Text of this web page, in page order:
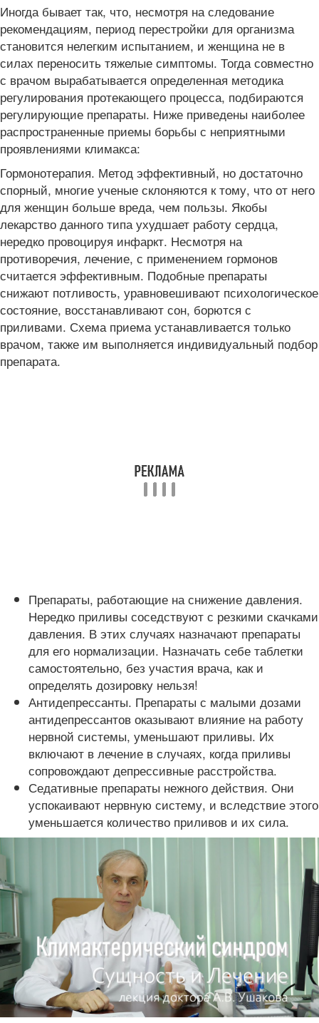
Иногда бывает так, что, несмотря на следование
рекомендациям, период перестройки для организма
становится нелегким испытанием, и женщина не в
силах переносить тяжелые симптомы. Тогда совместно
с врачом вырабатывается определенная методика
регулирования протекающего процесса, подбираются
регулирующие препараты. Ниже приведены наиболее
распространенные приемы борьбы с неприятными
проявлениями климакса:
Гормонотерапия. Метод эффективный, но достаточно
спорный, многие ученые склоняются к тому, что от него
для женщин больше вреда, чем пользы. Якобы
лекарство данного типа ухудшает работу сердца,
нередко провоцируя инфаркт. Несмотря на
противоречия, лечение, с применением гормонов
считается эффективным. Подобные препараты
снижают потливость, уравновешивают психологическое
состояние, восстанавливают сон, борются с
приливами. Схема приема устанавливается только
врачом, также им выполняется индивидуальный подбор
препарата.
Препараты, работающие на снижение давления.
Нередко приливы соседствуют с резкими скачками
давления. В этих случаях назначают препараты
для его нормализации. Назначать себе таблетки
самостоятельно, без участия врача, как и
определять дозировку нельзя!
Антидепрессанты. Препараты с малыми дозами
антидепрессантов оказывают влияние на работу
нервной системы, уменьшают приливы. Их
включают в лечение в случаях, когда приливы
сопровождают депрессивные расстройства.
Седативные препараты нежного действия. Они
успокаивают нервную систему, и вследствие этого
уменьшается количество приливов и их сила.